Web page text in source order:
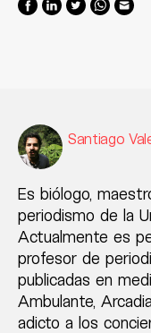
Santiago
Es biólogo,
periodismo de la
Actualmente es
profesor de
publicadas en
Ambulante,
adicto a los